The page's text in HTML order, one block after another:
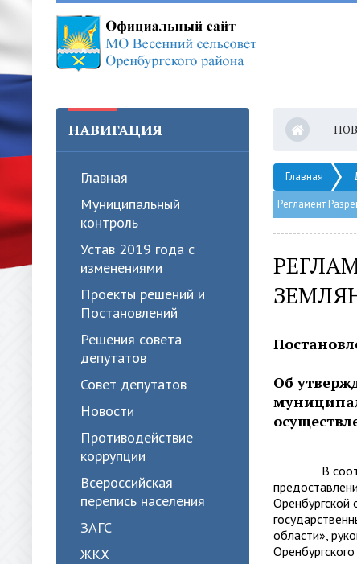
НАВИГАЦИЯ
Главная
Муниципальный
контроль
Устав 2019 года с
изменениями
Проекты решений и
Постановлений
Решения совета
депутатов
Совет депутатов
Новости
Противодействие
коррупции
Всероссийская
перепись населения
ЗАГС
ЖКХ
Главная
Регламент
Об
В
области»,